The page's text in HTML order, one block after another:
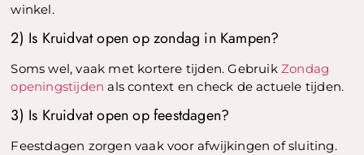
winkel.
2) Is Kruidvat open op zondag in Kampen?
Soms wel, vaak met kortere tijden. GebruikZondag
openingstijden als context en check de actuele tijden.
3) Is Kruidvat open op feestdagen?
Feestdagen zorgen vaak voor afwijkingen of sluiting.